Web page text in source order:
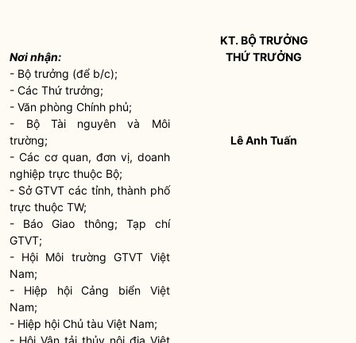
Nơi nhận:
- Bộ trưởng (để b/c);
- Các Thứ trưởng;
- Văn phòng Chính phủ;
- Bộ Tài nguyên và Môi
trường;
- Các cơ quan, đơn vị, doanh
nghiệp trực thuộc Bộ;
- Sở GTVT các tỉnh, thành phố
trực thuộc TW;
- Báo Giao thông; Tạp chí
GTVT;
- Hội Môi trường GTVT Việt
Nam;
- Hiệp hộiCảng biển Việt
Nam;
- Hiệp hội Chủ tàu Việt Nam;
- Hội Vận tải thủy nội địa Việt
KT.BỘ TRƯỞNG
THỨ TRƯỞNG
Lê Anh Tuấn